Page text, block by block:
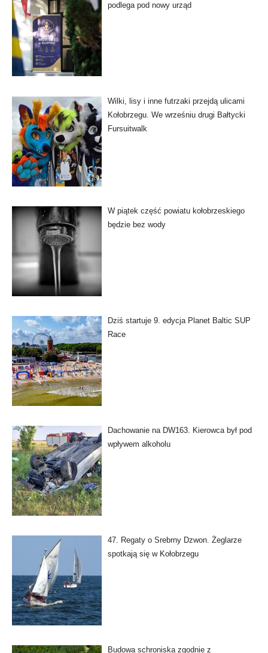
podlega pod nowy urząd
Wilki, lisy i inne futrzaki przejdą ulicami
Kołobrzegu. We wrześniu drugi Bałtycki
Fursuitwalk
W piątek część powiatu kołobrzeskiego
będzie bez wody
Dziś startuje 9. edycja Planet Baltic SUP
Race
Dachowanie na DW163. Kierowca był pod
wpływem alkoholu
47. Regaty o Srebrny Dzwon. Żeglarze
spotkają się w Kołobrzegu
Budowa schroniska zgodnie z